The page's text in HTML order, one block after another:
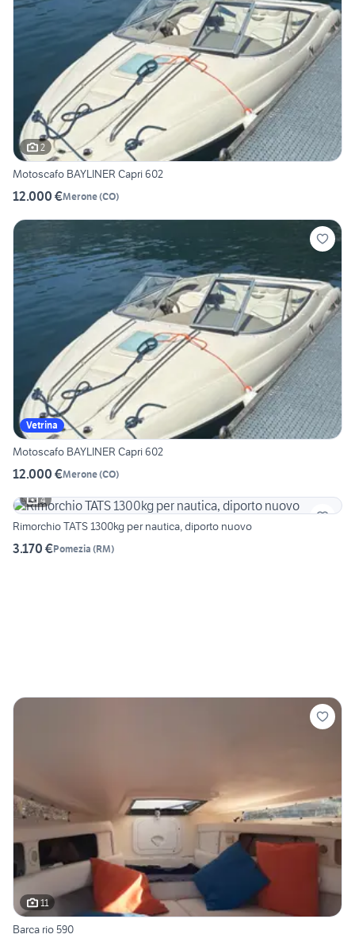
2
Motoscafo BAYLINER Capri 602
12.000 €Merone(CO)
Vetrina
Motoscafo BAYLINER Capri 602
12.000 €Merone(CO)
4
Rimorchio TATS 1300kg per nautica, diporto nuovo
3.170 €Pomezia (RM)
11
Barca rio 590